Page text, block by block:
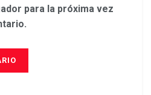
para la próxima vez